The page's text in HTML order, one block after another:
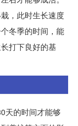
，此时生长速度
冬季的时间，能
打下良好的基
天的时间才能够